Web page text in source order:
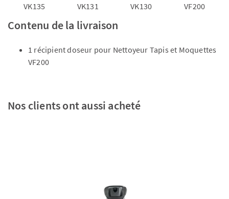
VK135 VK131 VK130 VF200
Contenu de la livraison
1 récipient doseur pour Nettoyeur Tapis et Moquettes
VF200
Nos clients ont aussi acheté